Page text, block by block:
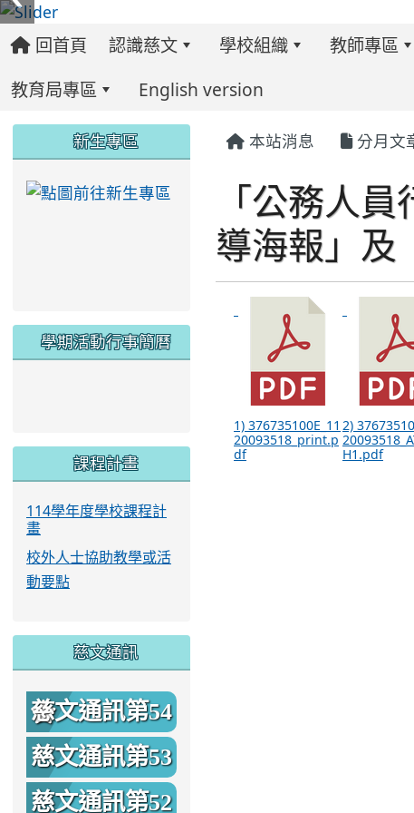
回首頁 認識慈文 學校組織 教師專區
教育局專區
English version
本站消息 分月文
「公務人
導海報」及
20093518_print.p
df
H1.pdf
::: 新生專區
link to https://
學期活動行事簡曆
link to https://www.twes.tyc.edu.tw/uploads/
link to https://www.twes.tyc.edu.tw/uploads/
課程計畫
114學年度學校課程計
畫
校外人士協助教學或活
動要點
慈文通訊
慈文通訊第54
期
慈文通訊第53
期
慈文通訊第52